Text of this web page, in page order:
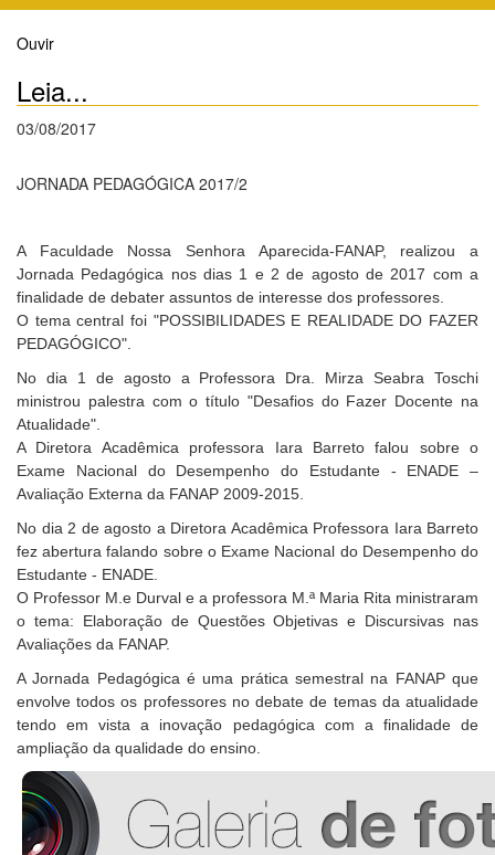
Ouvir
Leia...
03/08/2017
JORNADA PEDAGÓGICA 2017/2
A Faculdade Nossa Senhora Aparecida-FANAP, realizou a
Jornada Pedagógica nos dias 1 e 2 de agosto de 2017 com a
finalidade de debater assuntos de interesse dos professores.
O tema central foi "POSSIBILIDADES E REALIDADE DO FAZER
PEDAGÓGICO".
No dia 1 de agosto a Professora Dra. Mirza Seabra Toschi
ministrou palestra com o título "Desafios do Fazer Docente na
Atualidade".
A Diretora Acadêmica professora Iara Barreto falou sobre o
Exame Nacional do Desempenho do Estudante - ENADE –
Avaliação Externa da FANAP 2009-2015.
No dia 2 de agosto a Diretora Acadêmica Professora Iara Barreto
fez abertura falando sobre o Exame Nacional do Desempenho do
Estudante - ENADE.
O Professor M.e Durval e a professora M.ª Maria Rita ministraram
o tema: Elaboração de Questões Objetivas e Discursivas nas
Avaliações da FANAP.
A Jornada Pedagógica é uma prática semestral na FANAP que
envolve todos os professores no debate de temas da atualidade
tendo em vista a inovação pedagógica com a finalidade de
ampliação da qualidade do ensino.